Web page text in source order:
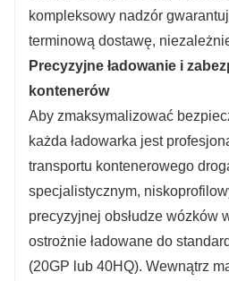
kompleksowy nadzór
terminową dostawę,
Precyzyjne ładowanie i
kontenerów
Aby zmaksymalizować
każda ładowarka jest
transportu kontenerowego
specjalistycznym,
precyzyjnej obsłudze wózków
ostrożnie ładowane do
(20GP lub 40HQ). Wewnątrz